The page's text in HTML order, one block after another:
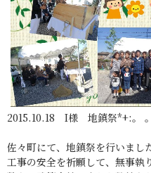
2015.10.18 I様 地鎮祭*+:。
佐々町にて、地鎮祭を行いました
工事の安全を祈願して、無事執